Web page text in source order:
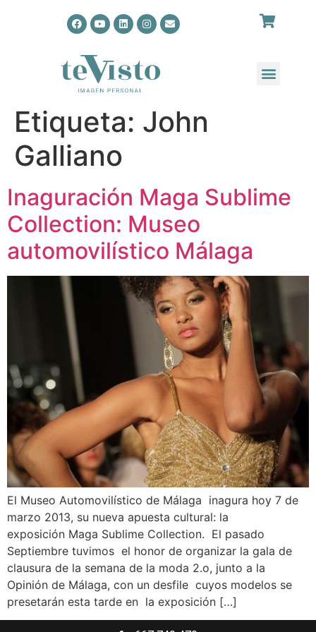
Etiqueta: John
Galliano
Inaguración Maga Sublime
Collection: Museo
automovilístico Málaga
El Museo Automovilístico de Málaga inagura hoy 7 de
marzo 2013, su nueva apuesta cultural: la
exposición Maga Sublime Collection. El pasado
Septiembre tuvimos el honor de organizar la gala de
clausura de la semana de la moda 2.o, junto a la
Opinión de Málaga, con un desfile cuyos modelos se
presetarán esta tarde en la exposición […]